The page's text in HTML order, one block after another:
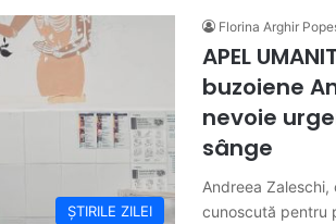
ȘTIRILE ZILEI
Florina Arghir
APEL
buzoiene
nevoie
sânge
Andreea
cunoscută pentru